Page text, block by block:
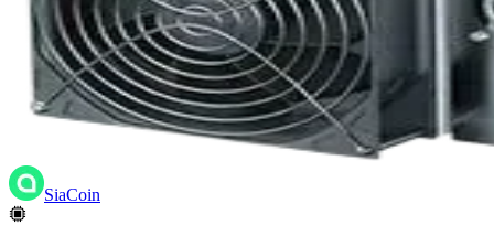
SiaCoin